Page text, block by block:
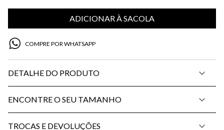
ADICIONAR À SACOLA
COMPRE POR WHATSAPP
DETALHE DO PRODUTO
ENCONTRE O SEU TAMANHO
TROCAS E DEVOLUÇÕES